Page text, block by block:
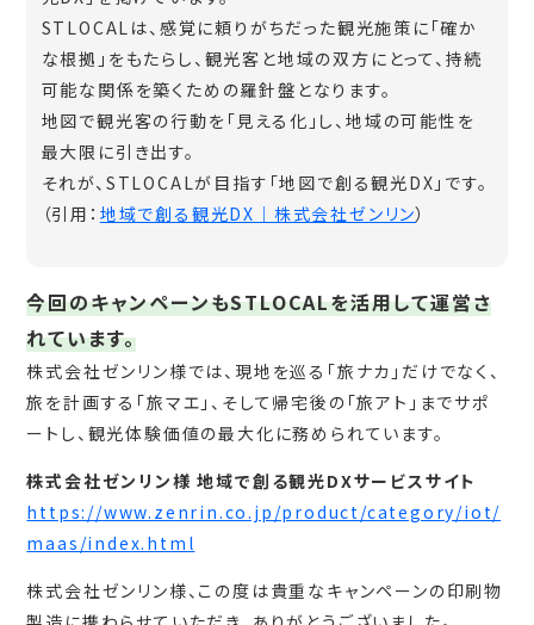
STLOCALは、感覚に頼りがちだった観光施策に「確か
な根拠」をもたらし、観光客と地域の双方にとって、持続
可能な関係を築くための羅針盤となります。
地図で観光客の行動を「見える化」し、地域の可能性を
最大限に引き出す。
それが、STLOCALが目指す「地図で創る観光DX」です。
（引用： 地域で創る観光DX｜株式会社ゼンリン）
今回のキャンペーンもSTLOCALを活用して運営さ
れています。
株式会社ゼンリン様では、現地を巡る「旅ナカ」だけでなく、
旅を計画する「旅マエ」、そして帰宅後の「旅アト」までサポ
ートし、観光体験価値の最大化に務められています。
株式会社ゼンリン様 地域で創る観光DXサービスサイト
https://www.zenrin.co.jp/product/category/iot/
maas/index.html
株式会社ゼンリン様、この度は貴重なキャンペーンの印刷物